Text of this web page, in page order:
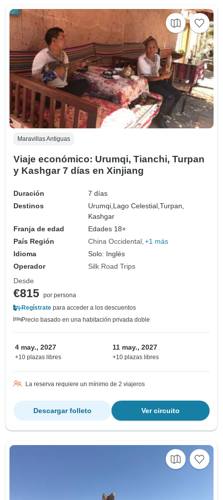
Maravillas Antiguas
Viaje económico: Urumqi, Tianchi, Turpan
y Kashgar 7 días en Xinjiang
Duración
7 días
Destinos
Urumqi,Lago Celestial,Turpan,
Kashgar
Franja de edad
Edades 18+
País Región
China Occidental +1 más
Idioma
Solo: Inglés
Operador
Silk Road Trips
Desde
€815 por persona
Regístrate para acceder a los descuentos
Precio basado en una habitación privada doble
4 may., 2027
+10 plazas libres
11 may., 2027
+10 plazas libres
La reserva requiere un mínimo de 2 viajeros
Ver circuito
Descargar folleto